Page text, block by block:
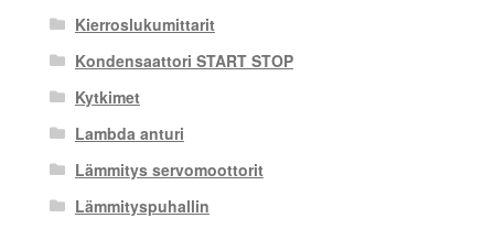
Kierroslukumittarit
Kondensaattori START STOP
Kytkimet
Lambda anturi
Lämmitys servomoottorit
Lämmityspuhallin